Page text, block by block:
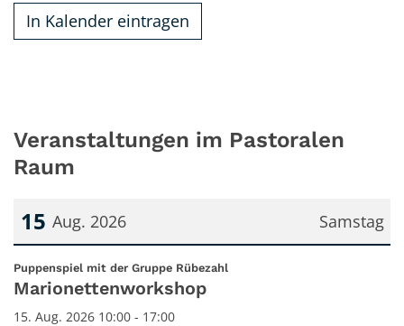
In Kalender eintragen
Veranstaltungen im Pastoralen
Raum
Samstag
15 Aug. 2026
Datum: 15. August 2026
Puppenspiel mit der Gruppe Rübezahl
Marionettenworkshop
15. Aug. 2026 10:00 - 17:00